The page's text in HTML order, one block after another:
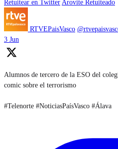
Retuitear en Twitter Arovite Retuiteado
RTVEPaisVasco
3 Jun
Alumnos de tercero de la ESO del
comic sobre el terrorismo
#Telenorte #NoticiasPaísVasco #Álava